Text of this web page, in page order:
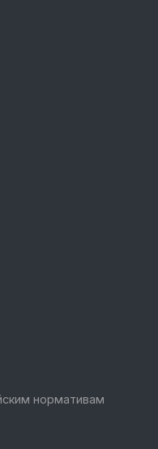
нормативам